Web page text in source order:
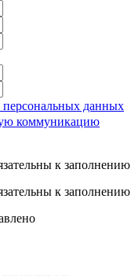
персональных данных
коммуникацию
к заполнению
к заполнению